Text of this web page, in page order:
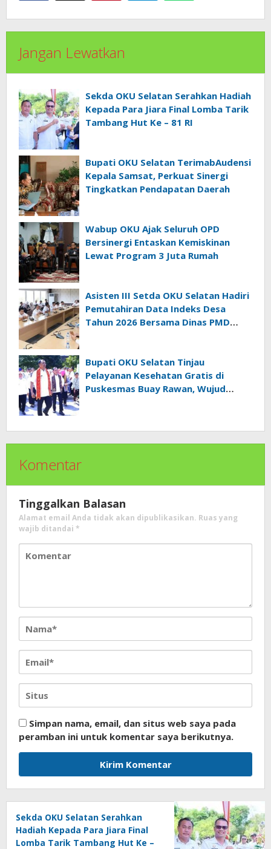
Jangan Lewatkan
Sekda OKU Selatan Serahkan Hadiah
Kepada Para Jiara Final Lomba Tarik
Tambang Hut Ke – 81 RI
Bupati OKU Selatan TerimabAudensi
Kepala Samsat, Perkuat Sinergi
Tingkatkan Pendapatan Daerah
Wabup OKU Ajak Seluruh OPD
Bersinergi Entaskan Kemiskinan
Lewat Program 3 Juta Rumah
Asisten III Setda OKU Selatan Hadiri
Pemutahiran Data Indeks Desa
Tahun 2026 Bersama Dinas PMD
Bupati OKU Selatan Tinjau
Pelayanan Kesehatan Gratis di
Puskesmas Buay Rawan, Wujud
Komentar
Tinggalkan Balasan
Alamat email Anda tidak akan dipublikasikan. Ruas yang
wajib ditandai *
Simpan nama, email, dan situs web saya pada
peramban ini untuk komentar saya berikutnya.
Sekda OKU Selatan Serahkan
Hadiah Kepada Para Jiara Final
Lomba Tarik Tambang Hut Ke –